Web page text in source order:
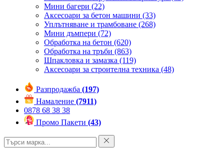
Мини багери (22)
Аксесоари за бетон машини (33)
Уплътняване и трамбоване (268)
Мини дъмпери (72)
Обработка на бетон (620)
Обработка на тръби (863)
Шпакловка и замазка (119)
Аксесоари за строителна техника (48)
Разпродажба (197)
Намаление (7911)
0878 68 38 38
Промо Пакети (43)